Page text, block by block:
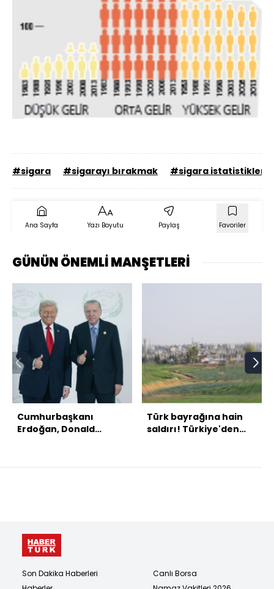
#sigara #sigarayı bırakmak #sigara istatistikleri
Ana Sayfa Yazı Boyutu Paylaş Favoriler
GÜNÜN ÖNEMLİ MANŞETLERİ
Cumhurbaşkanı
Erdoğan, Donald
Türk bayrağına hain
saldırı! Türkiye'den
Son Dakika Haberleri
Canlı Borsa